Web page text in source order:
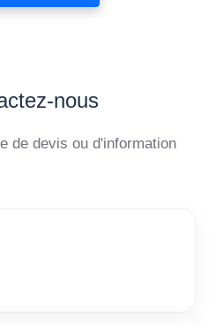
nous
de devis ou d'information